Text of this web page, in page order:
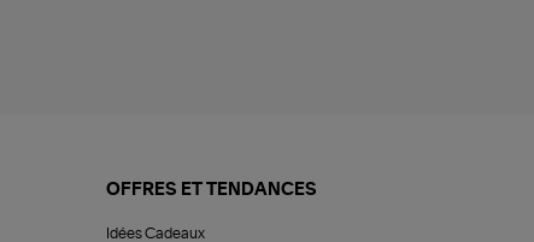
OFFRES ET TENDANCES
Idées Cadeaux